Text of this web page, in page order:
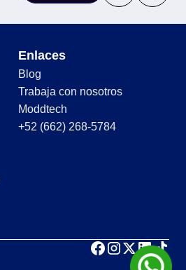
Enlaces
Blog
Trabaja con nosotros
Moddtech
+52 (662) 268-5784